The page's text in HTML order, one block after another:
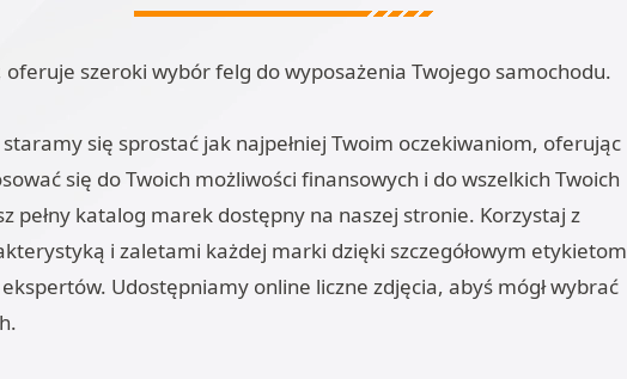
szeroki wybór felg do wyposażenia Twojego samochodu.
się sprostać jak najpełniej Twoim oczekiwaniom, oferując
się do Twoich możliwości finansowych i do wszelkich Twoich
pełny katalog marek dostępny na naszej stronie. Korzystaj z
i zaletami każdej marki dzięki szczegółowym etykietom
Udostępniamy online liczne zdjęcia, abyś mógł wybrać